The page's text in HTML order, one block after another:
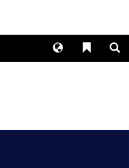
Liens
Langues